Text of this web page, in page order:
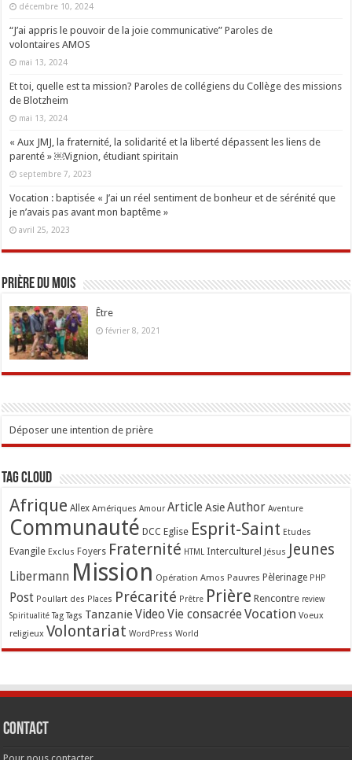
décembre 10, 2024
“J’ai appris le pouvoir de la joie communicative” Paroles de
volontaires AMOS
mai 13, 2024
Et toi, quelle est ta mission? Paroles de collégiens du Collège des missions
de Blotzheim
mai 13, 2024
« Aux JMJ, la fraternité, la solidarité et la liberté dépassent les liens de
parenté » ￼Vignion, étudiant spiritain
septembre 7, 2023
Vocation : baptisée « J’ai un réel sentiment de bonheur et de sérénité que
je n’avais pas avant mon baptême »
avril 25, 2023
Prière du mois
Être
février 8, 2021
Déposer une intention de prière
Tag Cloud
Afrique Allex Amériques Amour Article Asie Author Aventure
Communauté DCC Eglise Esprit-Saint Etudes
Evangile Exclus Foyers Fraternité HTML Interculturel Jésus Jeunes
Libermann Mission Opération Amos Pauvres Pèlerinage PHP
Post Poullart des Places Précarité Prêtre Prière Rencontre review
Spiritualité Tag Tags TanzanieVideo Vie consacrée Vocation Voeux
religieux Volontariat WordPress World
Contact